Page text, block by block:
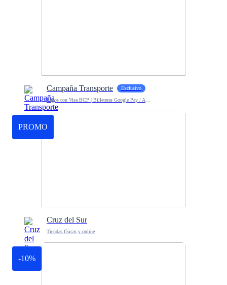
Campaña Transporte Exclusivo
PROMO
Cruz del Sur
Tiendas físicas y online
-10%